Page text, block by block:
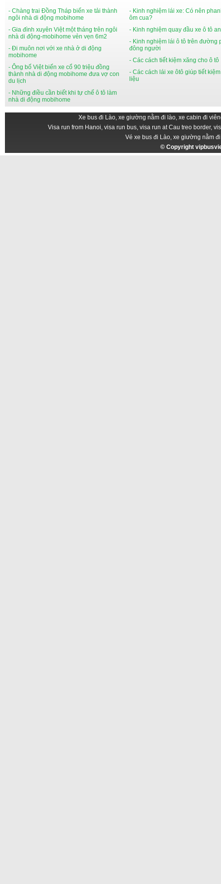
- Chàng trai Đồng Tháp biến xe tải thành
ngôi nhà di động mobihome
- Gia đình xuyên Việt một tháng trên ngôi
nhà di động-mobihome vẻn vẹn 6m2
- Đi muôn nơi với xe nhà ở di động
mobihome
- Ông bố Việt biến xe cổ 90 triệu đồng
thành nhà di động mobihome đưa vợ con
du lịch
- Những điều cần biết khi tự chế ô tô làm
nhà di động mobihome
- Kinh nghiệm lái xe: Có nên
ôm cua?
- Kinh nghiệm quay đầu xe ô tô
- Kinh nghiệm lái ô tô trên đường
đông người
- Các cách tiết kiệm xăng cho ô tô
- Các cách lái xe ôtô giúp tiết
liệu
Xe bus đi Lào, xe giường nằm đi lào, xe cabin đi
Visa run from Hanoi, visa run bus, visa run at Cau treo border,
Vé xe bus đi Lào, xe giường nằm
© Copyright